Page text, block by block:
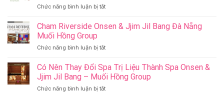
Chức năng bình luận bị tắtở
Những
Ý
Cho
Sức
–
Cham Riverside Onsen & Jjim Jil Bang Đà Nẵng
Muối Hồng Group
Chức năng bình luận bị tắtở
Riverside
Onsen
&
Jjim
Có Nên Thay Đổi Spa Trị Liệu Thành Spa Onsen &
Jjim Jil Bang – Muối Hồng Group
Chức năng bình luận bị tắtở